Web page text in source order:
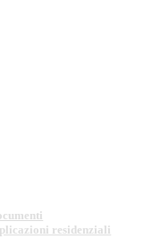
residenziali